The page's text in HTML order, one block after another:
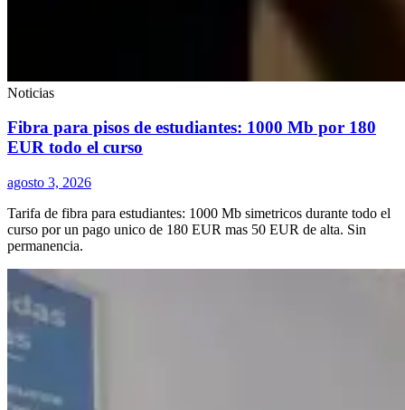
Noticias
Fibra para pisos de estudiantes: 1000 Mb por 180
EUR todo el curso
agosto 3, 2026
Tarifa de fibra para estudiantes: 1000 Mb simetricos durante todo el
curso por un pago unico de 180 EUR mas 50 EUR de alta. Sin
permanencia.